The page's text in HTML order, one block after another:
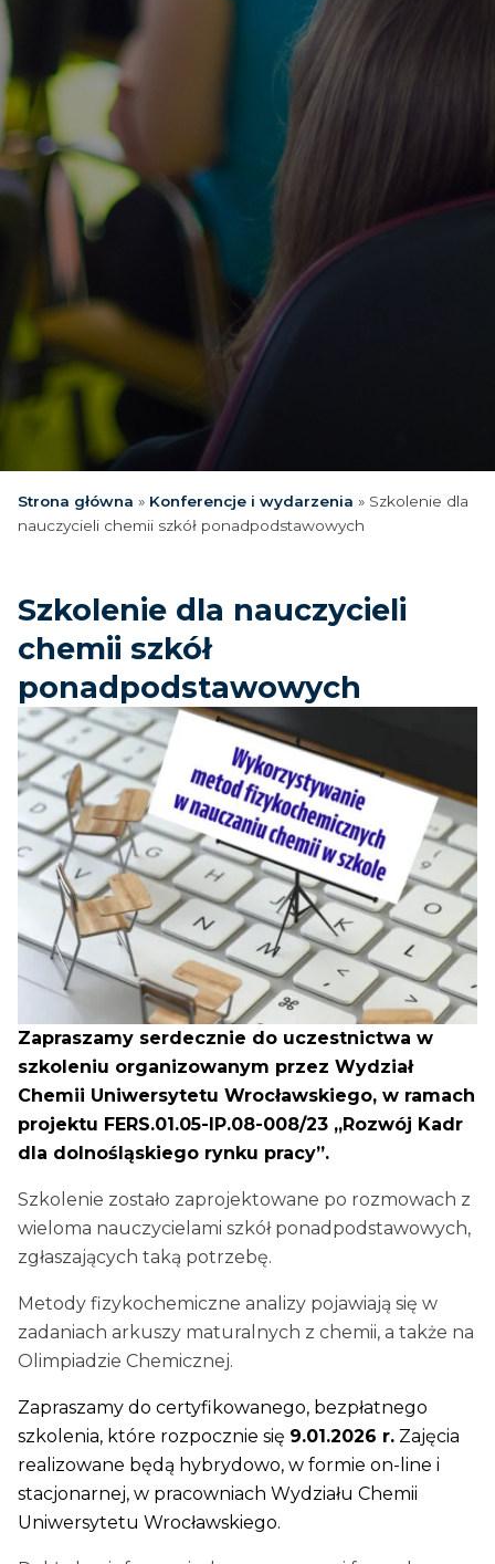
Strona główna » Konferencje i wydarzenia » Szkolenie dla
nauczycieli chemii szkół ponadpodstawowych
Szkolenie dla nauczycieli
chemii szkół
ponadpodstawowych
Zapraszamy serdecznie do uczestnictwa w
szkoleniu organizowanym przez Wydział
Chemii Uniwersytetu Wrocławskiego, w ramach
projektu FERS.01.05-IP.08-008/23 „Rozwój Kadr
dla dolnośląskiego rynku pracy”.
Szkolenie zostało zaprojektowane po rozmowach z
wieloma nauczycielami szkół ponadpodstawowych,
zgłaszających taką potrzebę.
Metody fizykochemiczne analizy pojawiają się w
zadaniach arkuszy maturalnych z chemii, a także na
Olimpiadzie Chemicznej.
Zapraszamy do certyfikowanego, bezpłatnego
szkolenia, które rozpocznie się 9.01.2026 r. Zajęcia
realizowane będą hybrydowo, w formie on-line i
stacjonarnej, w pracowniach Wydziału Chemii
Uniwersytetu Wrocławskiego.